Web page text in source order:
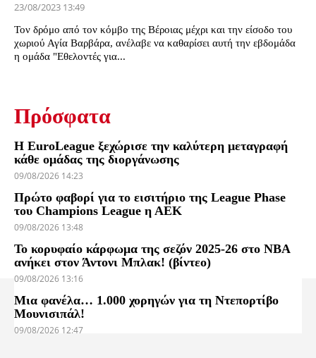
23/08/2023 13:49
Τον δρόμο από τον κόμβο της Βέροιας μέχρι και την είσοδο του
χωριού Αγία Βαρβάρα, ανέλαβε να καθαρίσει αυτή την εβδομάδα
η ομάδα "Εθελοντές για...
Πρόσφατα
Η EuroLeague ξεχώρισε την καλύτερη μεταγραφή
κάθε ομάδας της διοργάνωσης
09/08/2026 14:23
Πρώτο φαβορί για το εισιτήριο της League Phase
του Champions League η ΑΕΚ
09/08/2026 13:48
Το κορυφαίο κάρφωμα της σεζόν 2025-26 στο NBA
ανήκει στον Άντονι Μπλακ! (βίντεο)
09/08/2026 13:16
Μια φανέλα… 1.000 χορηγών για τη Ντεπορτίβο
Μουνισιπάλ!
09/08/2026 12:47